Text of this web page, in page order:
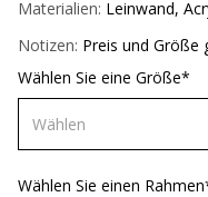
Materialien: Leinwand,
Notizen: Preis und Größe
Wählen Sie eine Größe*
Wählen
60х90 см
Wählen Sie einen